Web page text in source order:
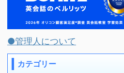
●管理人について
カテゴリー